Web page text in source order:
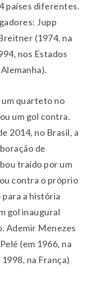
países diferentes.
Jupp
(1974, na
nos Estados
quarteto no
um gol contra.
2014, no Brasil, a
de
traído por um
contra o próprio
a história
gol inaugural
Ademir Menezes
(em 1966, na
na França)